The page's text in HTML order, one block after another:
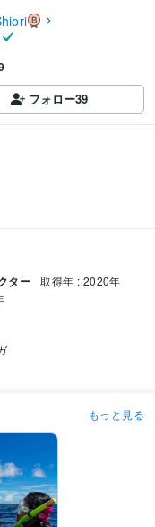
フォロー39
ター 取得年 : 2020年
もっと見る